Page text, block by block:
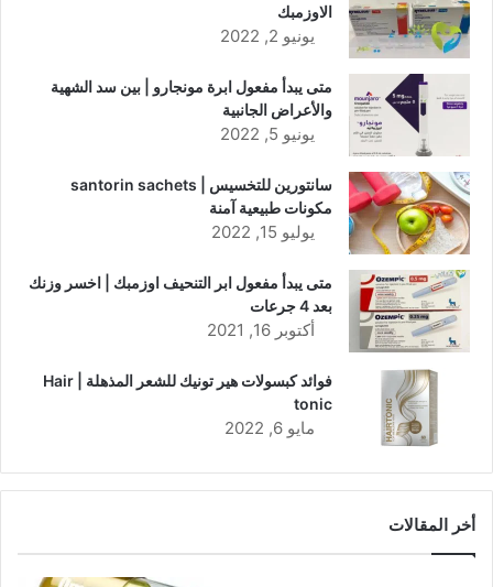
الاوزمبك
يونيو 2, 2022
متى يبدأ مفعول ابرة مونجارو | بين سد الشهية
والأعراض الجانبية
يونيو 5, 2022
سانتورين للتخسيس | santorin sachets
مكونات طبيعية آمنة
يوليو 15, 2022
متى يبدأ مفعول ابر التنحيف اوزمبك | اخسر وزنك
بعد 4 جرعات
أكتوبر 16, 2021
فوائد كبسولات هير تونيك للشعر المذهلة | Hair
tonic
مايو 6, 2022
أخر المقالات